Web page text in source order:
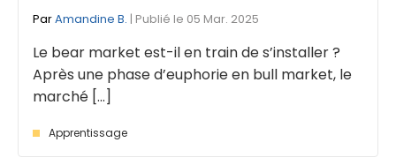
ParAmandine B. | Publié le 05 Mar. 2025
Le bear market est-il en train de s’installer ?
Après une phase d’euphorie en bull market, le
marché [...]
Apprentissage